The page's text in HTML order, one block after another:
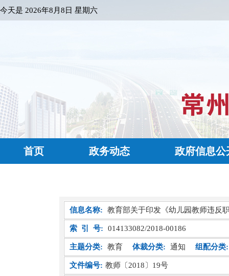
今天是 2026年8月8日 星期六
首页 政务动态 政府信息公
信息名称: 教育部关于印发《幼儿园教师违反
索 引 号: 014133082/2018-00186
主题分类: 教育 体裁分类: 通知 组配分类:
文件编号: ​教师〔2018〕19号